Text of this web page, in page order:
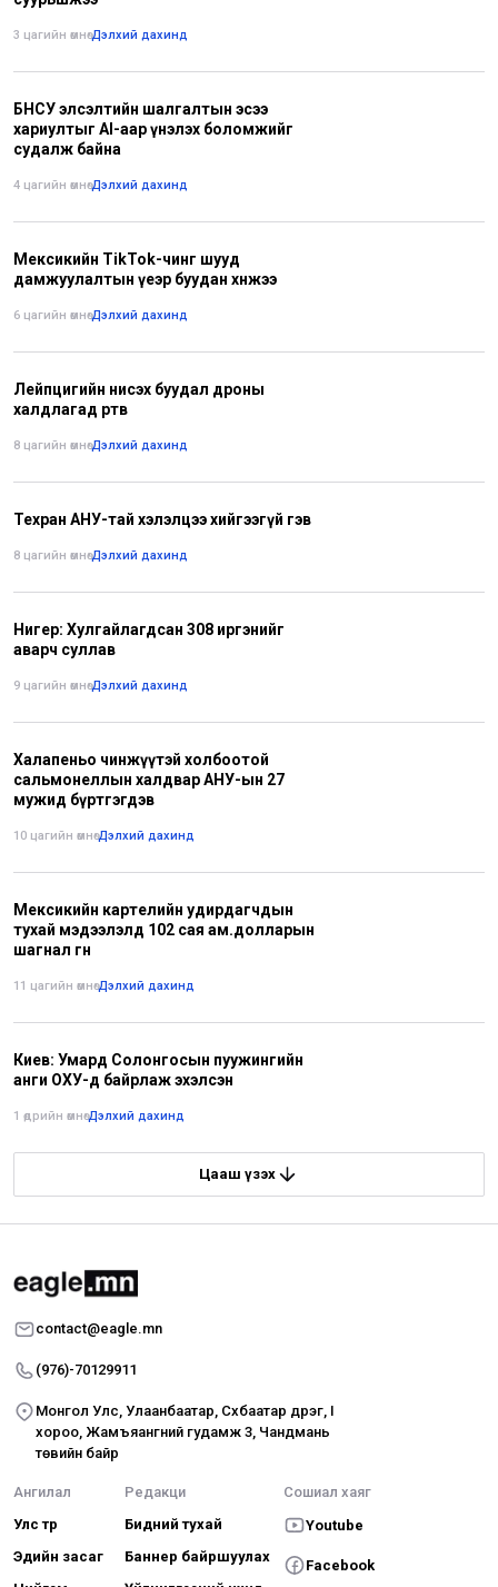
3 цагийн өмнө•Дэлхий дахинд
БНСУ элсэлтийн шалгалтын эсээ
хариултыг AI-аар үнэлэх боломжийг
судалж байна
4 цагийн өмнө•Дэлхий дахинд
Мексикийн ТikTok-чинг шууд
дамжуулалтын үеэр буудан хөнөөжээ
6 цагийн өмнө•Дэлхий дахинд
Лейпцигийн нисэх буудал дроны
халдлагад өртөв
8 цагийн өмнө•Дэлхий дахинд
Техран АНУ-тай хэлэлцээ хийгээгүй гэв
8 цагийн өмнө•Дэлхий дахинд
Нигер: Хулгайлагдсан 308 иргэнийг
аварч суллав
9 цагийн өмнө•Дэлхий дахинд
Халапеньо чинжүүтэй холбоотой
сальмонеллын халдвар АНУ-ын 27
мужид бүртгэгдэв
10 цагийн өмнө•Дэлхий дахинд
Мексикийн картелийн удирдагчдын
тухай мэдээлэлд 102 сая ам.долларын
шагнал өгнө
11 цагийн өмнө•Дэлхий дахинд
Киев: Умард Солонгосын пуужингийн
анги ОХУ-д байрлаж эхэлсэн
1 өдрийн өмнө•Дэлхий дахинд
Цааш үзэх
contact@eagle.mn
(976)-70129911
Монгол Улс, Улаанбаатар, Сүхбаатар дүүрэг, I
хороо, Жамъяангүний гудамж 3, Чандмань
төвийн байр
Ангилал
Улс төр
Эдийн засаг
Редакци
Бидний тухай
Баннер байршуулах
Сошиал хаяг
Youtube
Facebook